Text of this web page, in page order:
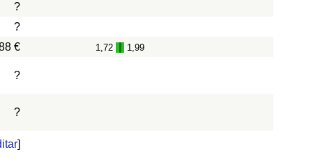
?
?
€ 1,72 - 1,99
?
?
]